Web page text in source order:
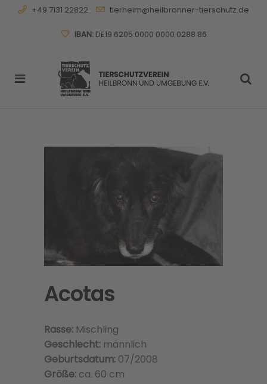
+49 7131 22822 tierheim@heilbronner-tierschutz.de
IBAN:DE19 6205 0000 0000 0288 86
Acotas
Rasse: Mischling
Geschlecht: männlich
Geburtsdatum: 07/2008
Größe: ca. 60 cm